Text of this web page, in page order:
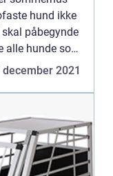
hund ikke
påbegynde
alle hunde som
december 2021